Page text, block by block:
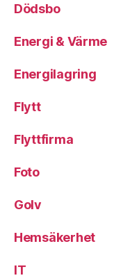
Dödsbo
Energi & Värme
Energilagring
Flytt
Flyttfirma
Foto
Golv
Hemsäkerhet
IT